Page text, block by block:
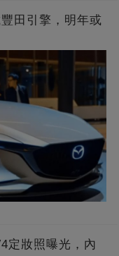
田引擎，明年或
定妝照曝光，內